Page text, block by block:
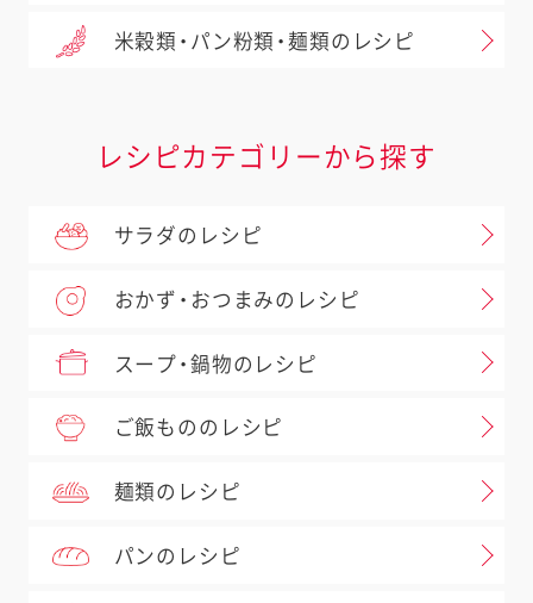
米穀類・パン粉類・麺類のレシピ
レシピカテゴリーから探す
サラダのレシピ
おかず・おつまみのレシピ
スープ・鍋物のレシピ
ご飯もののレシピ
麺類のレシピ
パンのレシピ